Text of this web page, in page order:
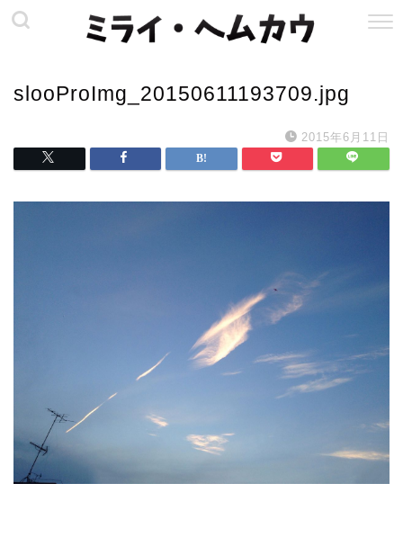
slooProImg_20150611193709.jpg
2015年6月11日